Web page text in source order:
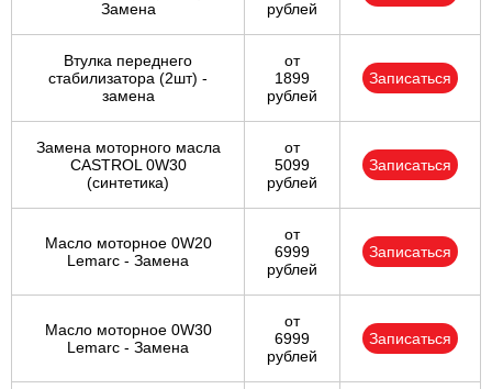
Замена
рублей
Втулка переднего
стабилизатора (2шт) -
замена
от
1899
рублей
Записаться
Замена моторного масла
CASTROL 0W30
(синтетика)
от
5099
рублей
Записаться
Масло моторное 0W20
Lemarc - Замена
от
6999
рублей
Записаться
Масло моторное 0W30
Lemarc - Замена
от
6999
рублей
Записаться